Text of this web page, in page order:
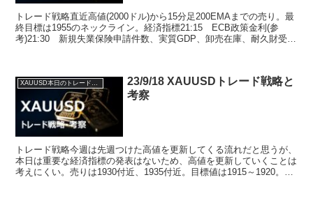
トレード戦略直近高値(2000ドル)から15分足200EMAまでの売り。最
終目標は1955のネックライン。経済指標21:15 ECB政策金利(参
考)21:30 新規失業保険申請件数、実質GDP、卸売在庫、耐久財受注
XAUUSD本日のトレード戦略と考察
23/9/18 XAUUSDトレード戦略と
考察
トレード戦略今週は先週つけた高値を更新してくる流れだと思うが、
本日は重要な経済指標の発表はないため、高値を更新していくことは
考えにくい。売りは1930付近、1935付近。目標値は1915～1920。買